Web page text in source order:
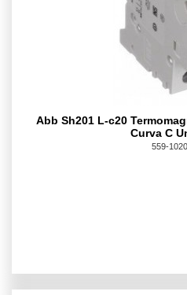
Abb Sh201 L-c20
Curva C
559-